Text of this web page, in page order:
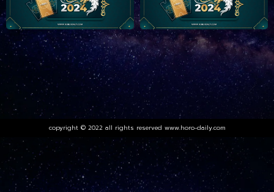
copyright © 2022 all rights reserved www.horo-daily.com